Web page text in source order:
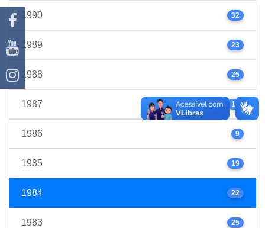
1990 32
1989 23
1988 25
1987 17
1986 9
1985 19
1984 22
1983 25